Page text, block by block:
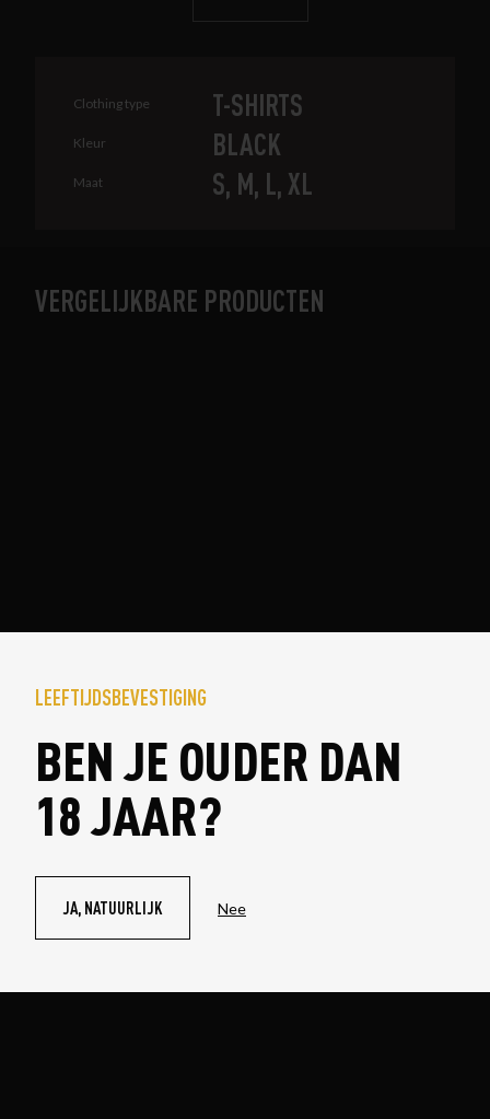
Clothing type T-SHIRTS
Kleur BLACK
Maat S, M, L, XL
VERGELIJKBARE PRODUCTEN
LEEFTIJDSBEVESTIGING
BEN JE OUDER DAN
18 JAAR?
JA, NATUURLIJK Nee